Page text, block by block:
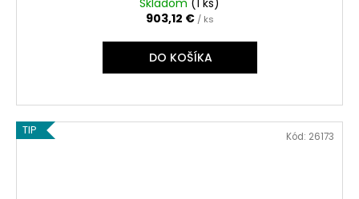
903,12 € / ks
DO KOŠÍKA
TIP Kód: 26173